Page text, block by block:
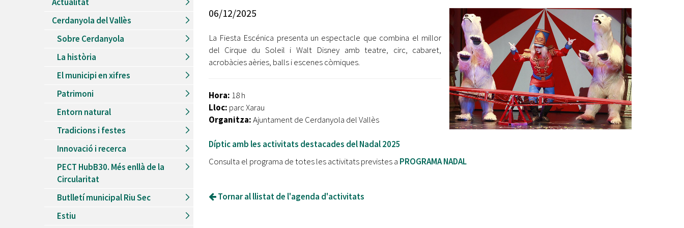
Recursos Humans
Ètica i Integritat
Retiment de Comptes
Accés a Informació Pública
Dades Obertes
Catàleg de Serveis i Tràmits
Del26/06/2026al30/08/2026
Patis oberts temporada d'estiu
Piscines d'estiu a Cerdanyola
Del01/06/2026al30/09/2026
Refugis climàtics a Cerdanyola
Jocs d'aigua del Parc Cordelles
Del01/07/2024al31/08/2026
Decorem! Conte 'La truita de nabius'
jove 2026
Cerdanyola opta a més de 5 milions d'euros del Pla de
Barris per transformar les Fontetes, Quatre Cantons i
l'entorn de l'avinguda Catalunya
l'eclipsi solar
Entitats
Equipaments
Mercats Municipals
Webs Municipals
Cerdanyola del Vallès
Sobre Cerdanyola
La història
El municipi en xifres
Patrimoni
Entorn natural
Tradicions i festes
Innovació i recerca
PECT HubB30. Més enllà de la
Circularitat
Butlletí municipal Riu Sec
Estiu
06/12/2025
La Fiesta Escénica presenta un espectacle que combina el millor
del Cirque du Soleil i Walt Disney amb teatre, circ, cabaret,
acrobàcies aèries, balls i escenes còmiques.
Hora: 18 h
Lloc: parc Xarau
Organitza:Ajuntament de Cerdanyola del Vallès
Díptic amb les activitats destacades del Nadal 2025
Consulta el programa de totes les activitats previstes a PROGRAMA NADAL
Tornar al llistat de l'agenda d'activitats